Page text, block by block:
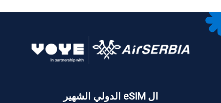
ال eSIM الدولي الشهير